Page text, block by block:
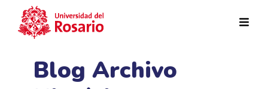
Blog Archivo